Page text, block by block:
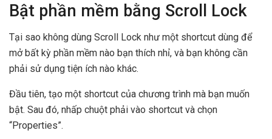
Bật phần mềm bằng Scroll Lock
Tại sao không dùng Scroll Lock như một shortcut dùng để
mở bất kỳ phần mềm nào bạn thích nhỉ, và bạn không cần
phải sử dụng tiện ích nào khác.
Đầu tiên, tạo một shortcut của chương trình mà bạn muốn
bật. Sau đó, nhấp chuột phải vào shortcut và chọn
“Properties”.